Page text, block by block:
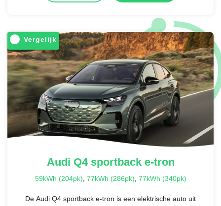
Vergelijk
Audi Q4 sportback e-tron
59kWh (204pk), 77kWh (286pk), 77kWh (340pk)
De Audi Q4 sportback e-tron is een elektrische auto uit